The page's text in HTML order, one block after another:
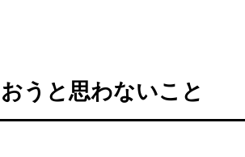
うと思わないこと